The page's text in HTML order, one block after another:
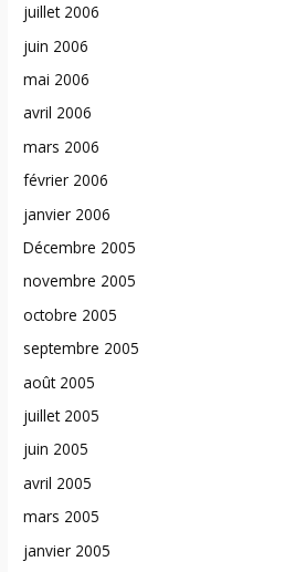
juillet 2006
juin 2006
mai 2006
avril 2006
mars 2006
février 2006
janvier 2006
Décembre 2005
novembre 2005
octobre 2005
septembre 2005
août 2005
juillet 2005
juin 2005
avril 2005
mars 2005
janvier 2005